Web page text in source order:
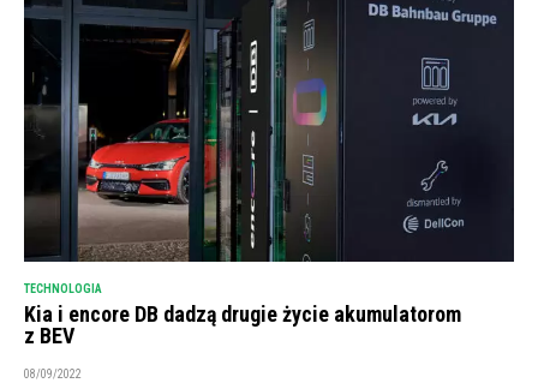
TECHNOLOGIA
Kia i encore DB dadzą drugie życie akumulatorom
z BEV
08/09/2022